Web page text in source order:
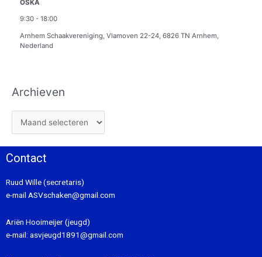
OSKA
9:30 - 18:00
Arnhem Schaakvereniging, Vlamoven 22-24, 6826 TN Arnhem,
Nederland
Archieven
Contact
Ruud Wille (secretaris)
e-mail ASVschaken@gmail.com
Ariën Hooimeijer (jeugd)
e-mail: asvjeugd1891@gmail.com